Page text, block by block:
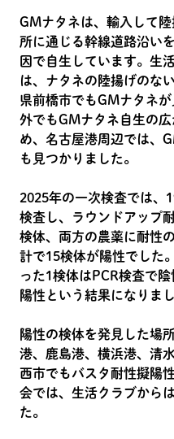
GMナタネは、輸入して
所に通じる幹線道路沿い
因で自生しています。生
は、ナタネの陸揚げのな
県前橋市でもGMナタネ
外でもGMナタネ自生の
め、名古屋港周辺では、
も見つかりました。
2025年の一次検査では、
検査し、ラウンドアップ
検体、両方の農薬に耐性
計で15検体が陽性でした
った1検体はPCR検査で
陽性という結果になりまし
陽性の検体を発見した場
港、鹿島港、横浜港、清
西市でもバスタ耐性擬陽
会では、生活クラブから
た。